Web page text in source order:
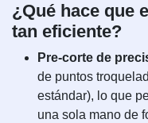
¿Qué hace que
tan eficiente?
Pre-corte de
de puntos
estándar), lo que
una sola mano de